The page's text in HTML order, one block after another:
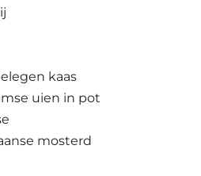
kaas
uien in pot
mosterd